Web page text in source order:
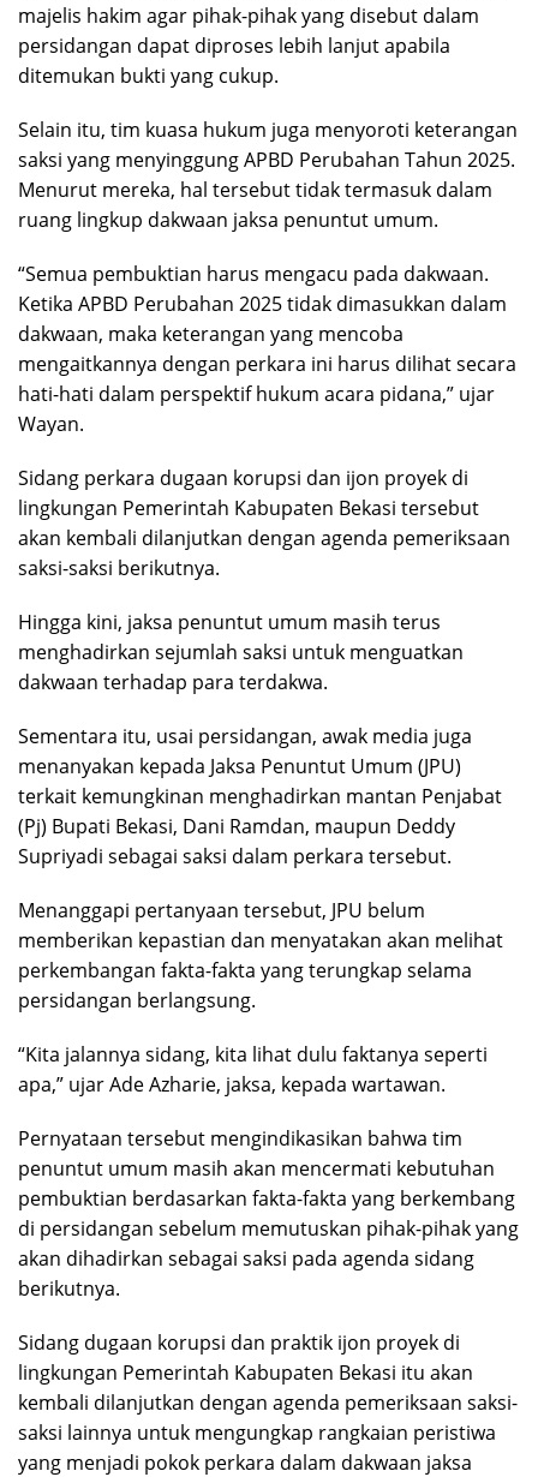
majelis hakim agar pihak-pihak yang disebut dalam
persidangan dapat diproses lebih lanjut apabila
ditemukan bukti yang cukup.
Selain itu, tim kuasa hukum juga menyoroti keterangan
saksi yang menyinggung APBD Perubahan Tahun 2025.
Menurut mereka, hal tersebut tidak termasuk dalam
ruang lingkup dakwaan jaksa penuntut umum.
“Semua pembuktian harus mengacu pada dakwaan.
Ketika APBD Perubahan 2025 tidak dimasukkan dalam
dakwaan, maka keterangan yang mencoba
mengaitkannya dengan perkara ini harus dilihat secara
hati-hati dalam perspektif hukum acara pidana,” ujar
Wayan.
Sidang perkara dugaan korupsi dan ijon proyek di
lingkungan Pemerintah Kabupaten Bekasi tersebut
akan kembali dilanjutkan dengan agenda pemeriksaan
saksi-saksi berikutnya.
Hingga kini, jaksa penuntut umum masih terus
menghadirkan sejumlah saksi untuk menguatkan
dakwaan terhadap para terdakwa.
Sementara itu, usai persidangan, awak media juga
menanyakan kepada Jaksa Penuntut Umum (JPU)
terkait kemungkinan menghadirkan mantan Penjabat
(Pj) Bupati Bekasi, Dani Ramdan, maupun Deddy
Supriyadi sebagai saksi dalam perkara tersebut.
Menanggapi pertanyaan tersebut, JPU belum
memberikan kepastian dan menyatakan akan melihat
perkembangan fakta-fakta yang terungkap selama
persidangan berlangsung.
“Kita jalannya sidang, kita lihat dulu faktanya seperti
apa,” ujar Ade Azharie, jaksa, kepada wartawan.
Pernyataan tersebut mengindikasikan bahwa tim
penuntut umum masih akan mencermati kebutuhan
pembuktian berdasarkan fakta-fakta yang berkembang
di persidangan sebelum memutuskan pihak-pihak yang
akan dihadirkan sebagai saksi pada agenda sidang
berikutnya.
Sidang dugaan korupsi dan praktik ijon proyek di
lingkungan Pemerintah Kabupaten Bekasi itu akan
kembali dilanjutkan dengan agenda pemeriksaan saksi-
saksi lainnya untuk mengungkap rangkaian peristiwa
yang menjadi pokok perkara dalam dakwaan jaksa